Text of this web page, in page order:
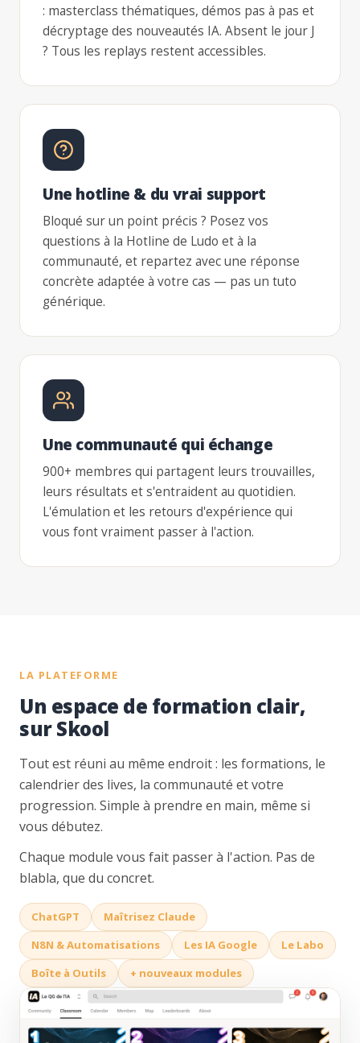
: masterclass thématiques, démos pas à pas et
décryptage des nouveautés IA. Absent le jour J
? Tous les replays restent accessibles.
Une hotline & du vrai support
Bloqué sur un point précis ? Posez vos
questions à la Hotline de Ludo et à la
communauté, et repartez avec une réponse
concrète adaptée à votre cas — pas un tuto
générique.
Une communauté qui échange
900+ membres qui partagent leurs trouvailles,
leurs résultats et s'entraident au quotidien.
L'émulation et les retours d'expérience qui
vous font vraiment passer à l'action.
LA PLATEFORME
Un espace de formation clair,
sur Skool
Tout est réuni au même endroit : les formations, le
calendrier des lives, la communauté et votre
progression. Simple à prendre en main, même si
vous débutez.
Chaque module vous fait passer à l'action. Pas de
blabla, que du concret.
ChatGPT
Maîtrisez Claude
N8N & Automatisations
Les IA Google
Le Labo
Boîte à Outils
+ nouveaux modules